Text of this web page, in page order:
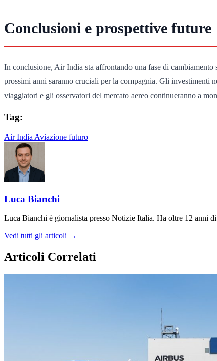
Conclusioni e prospettive future
In conclusione, Air India sta affrontando una fase di
prossimi anni saranno cruciali per la compagnia. Gli investimenti
viaggiatori e gli osservatori del mercato aereo continueranno a
Tag:
Air India Aviazione futuro
Luca Bianchi
Luca Bianchi è giornalista presso Notizie Italia. Ha oltre 12 anni
Vedi tutti gli articoli →
Articoli Correlati